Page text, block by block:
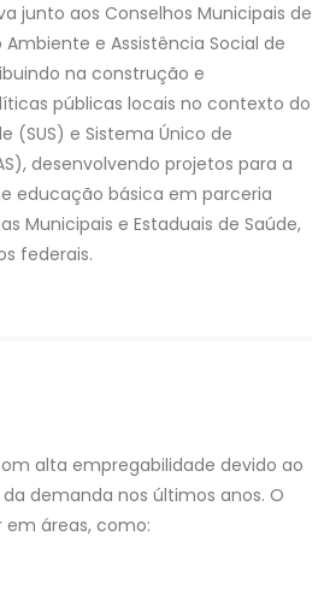
junto aos Conselhos Municipais de
Ambiente e Assistência Social de
na construção e
públicas locais no contexto do
(SUS) e Sistema Único de
desenvolvendo projetos para a
educação básica em parceria
Municipais e Estaduais de Saúde,
federais.
alta empregabilidade devido ao
demanda nos últimos anos. O
áreas, como: